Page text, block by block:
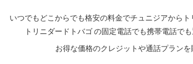
いつでもどこからでも格安の料金でチュニジアから
トリニダードトバゴ の固定電話でも携帯電話で
お得な価格のクレジットや通話プラン